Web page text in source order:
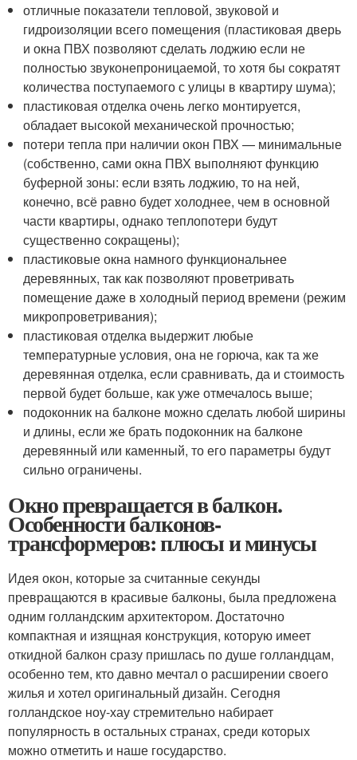
отличные показатели тепловой, звуковой и
гидроизоляции всего помещения (пластиковая дверь
и окна ПВХ позволяют сделать лоджию если не
полностью звуконепроницаемой, то хотя бы сократят
количества поступаемого с улицы в квартиру шума);
пластиковая отделка очень легко монтируется,
обладает высокой механической прочностью;
потери тепла при наличии окон ПВХ — минимальные
(собственно, сами окна ПВХ выполняют функцию
буферной зоны: если взять лоджию, то на ней,
конечно, всё равно будет холоднее, чем в основной
части квартиры, однако теплопотери будут
существенно сокращены);
пластиковые окна намного функциональнее
деревянных, так как позволяют проветривать
помещение даже в холодный период времени (режим
микропроветривания);
пластиковая отделка выдержит любые
температурные условия, она не горюча, как та же
деревянная отделка, если сравнивать, да и стоимость
первой будет больше, как уже отмечалось выше;
подоконник на балконе можно сделать любой ширины
и длины, если же брать подоконник на балконе
деревянный или каменный, то его параметры будут
сильно ограничены.
Окно превращается в балкон.
Особенности балконов-
трансформеров: плюсы и минусы
Идея окон, которые за считанные секунды
превращаются в красивые балконы, была предложена
одним голландским архитектором. Достаточно
компактная и изящная конструкция, которую имеет
откидной балкон сразу пришлась по душе голландцам,
особенно тем, кто давно мечтал о расширении своего
жилья и хотел оригинальный дизайн. Сегодня
голландское ноу-хау стремительно набирает
популярность в остальных странах, среди которых
можно отметить и наше государство.